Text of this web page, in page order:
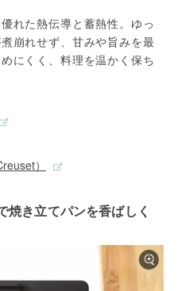
れた熱伝導と蓄熱性。ゆっ
崩れせず、甘みや旨みを最
にくく、料理を温かく保ち
）
き立てパンを香ばしく